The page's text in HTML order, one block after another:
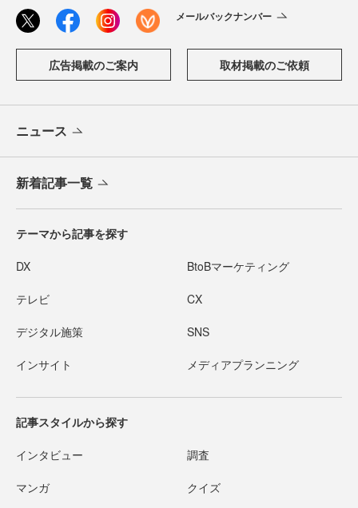
メールバックナンバー
広告掲載のご案内 取材掲載のご依頼
ニュース
新着記事一覧
テーマから記事を探す
DX BtoBマーケティング
テレビ CX
デジタル施策 SNS
インサイト メディアプランニング
記事スタイルから探す
インタビュー 調査
マンガ クイズ